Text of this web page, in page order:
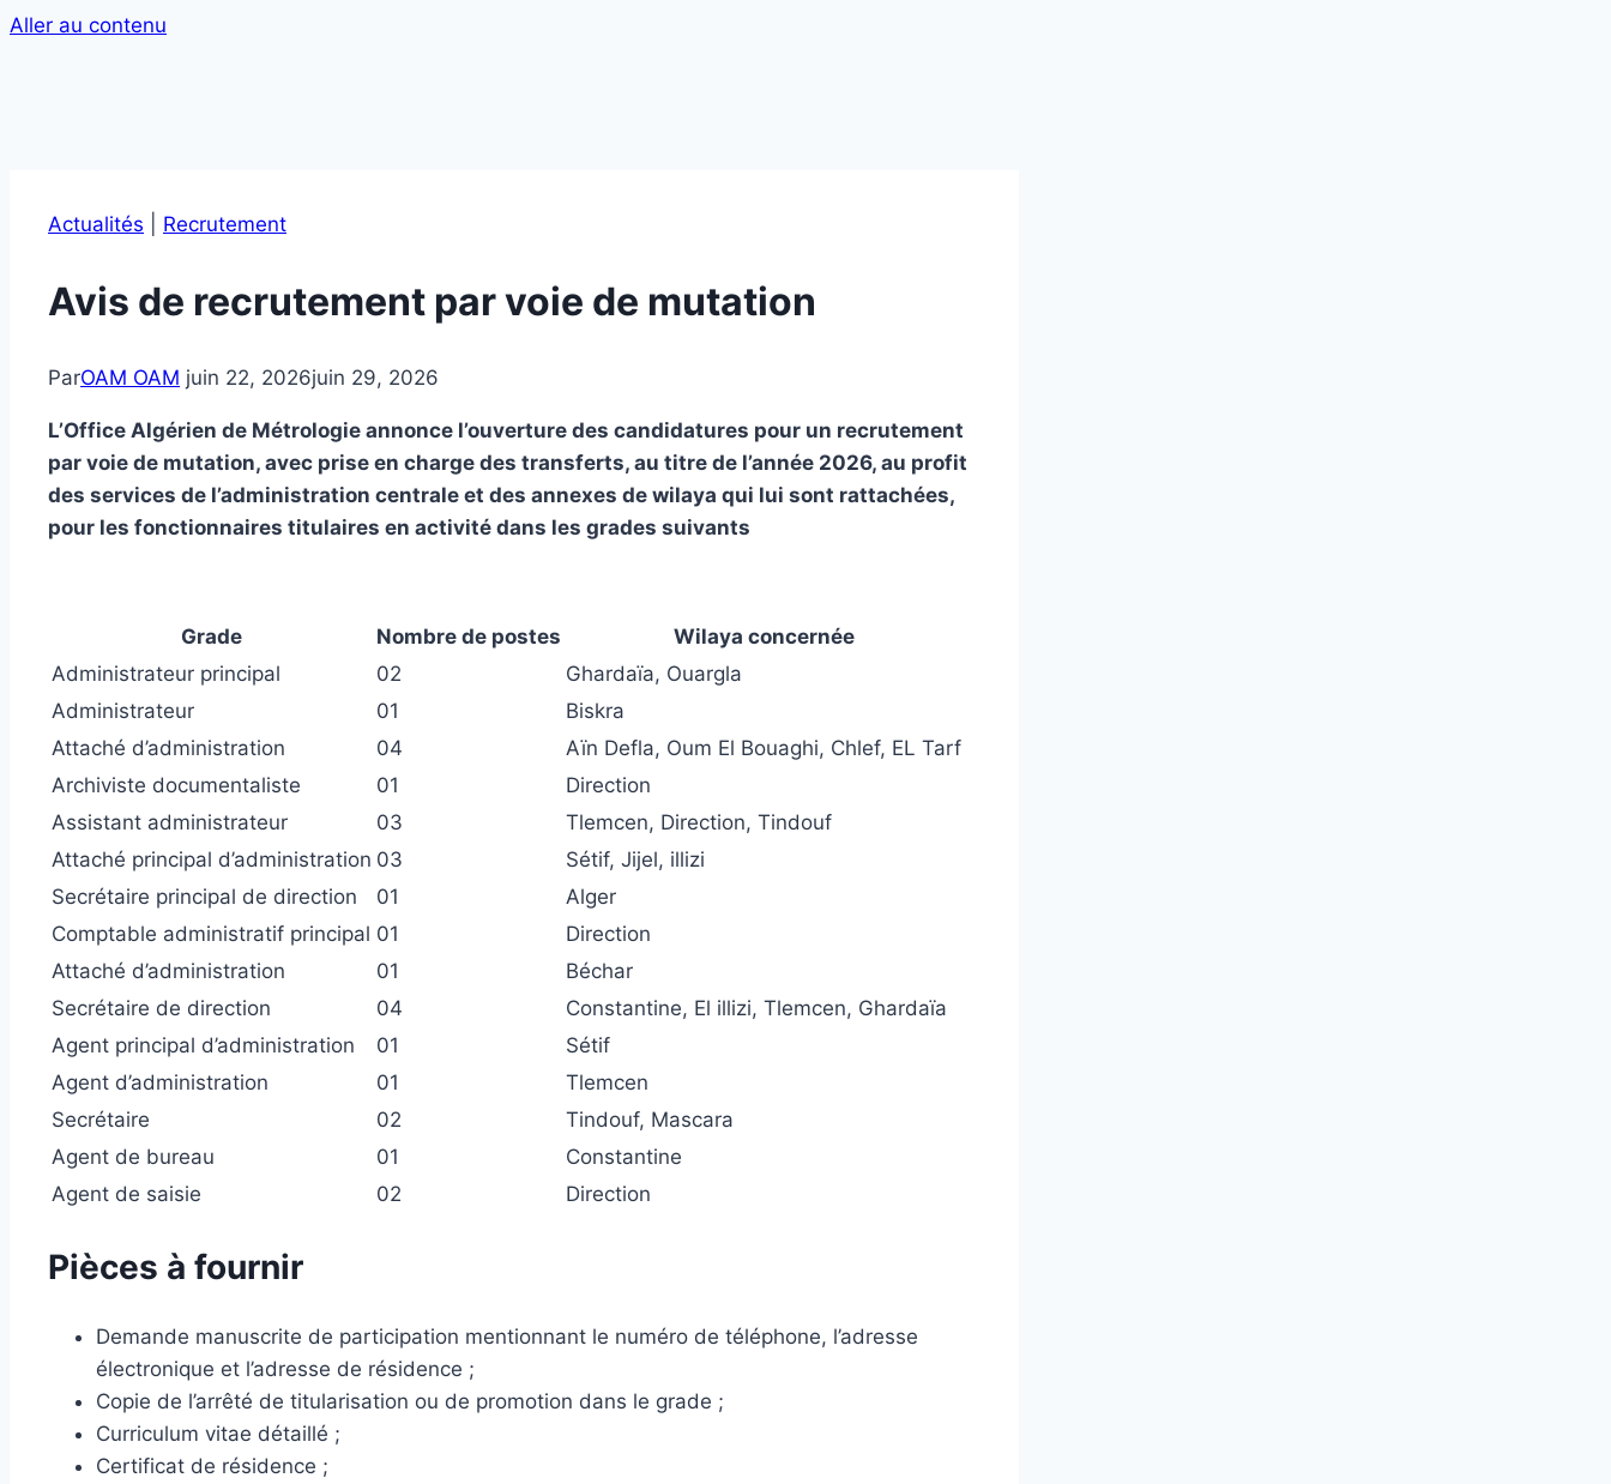
Aller au contenu
Actualités Recrutement
Avis de recrutement par voie de mutation
ParOAM OAM juin 22, 2026juin 29, 2026
L’Office Algérien de Métrologie annonce l’ouverture des candidatures pour un recrutement
par voie de mutation, avec prise en charge des transferts, au titre de l’année 2026, au profit
des services de l’administration centrale et des annexes de wilaya qui lui sont rattachées,
pour les fonctionnaires titulaires en activité dans les grades suivants
Grade Nombre de postes
Wilaya concernée
Administrateur principal
02
Ghardaïa, Ouargla
Administrateur
01
Biskra
Attaché d’administration
04
Aïn Defla, Oum El Bouaghi, Chlef, EL Tarf
Archiviste documentaliste
01
Direction
Assistant administrateur
03
Tlemcen, Direction, Tindouf
Attaché principal d’administration 03
Sétif, Jijel, illizi
Secrétaire principal de direction
01
Alger
Comptable administratif principal 01
Direction
Attaché d’administration
01
Béchar
Secrétaire de direction
04
Constantine, El illizi, Tlemcen, Ghardaïa
Agent principal d’administration
01
Sétif
Agent d’administration
01
Tlemcen
Secrétaire
02
Tindouf, Mascara
Agent de bureau
01
Constantine
Agent de saisie
02 Direction
Pièces à fournir
Demande manuscrite de participation mentionnant le numéro de téléphone, l’adresse
électronique et l’adresse de résidence ;
Copie de l’arrêté de titularisation ou de promotion dans le grade ;
Curriculum vitae détaillé ;
Certificat de résidence ;